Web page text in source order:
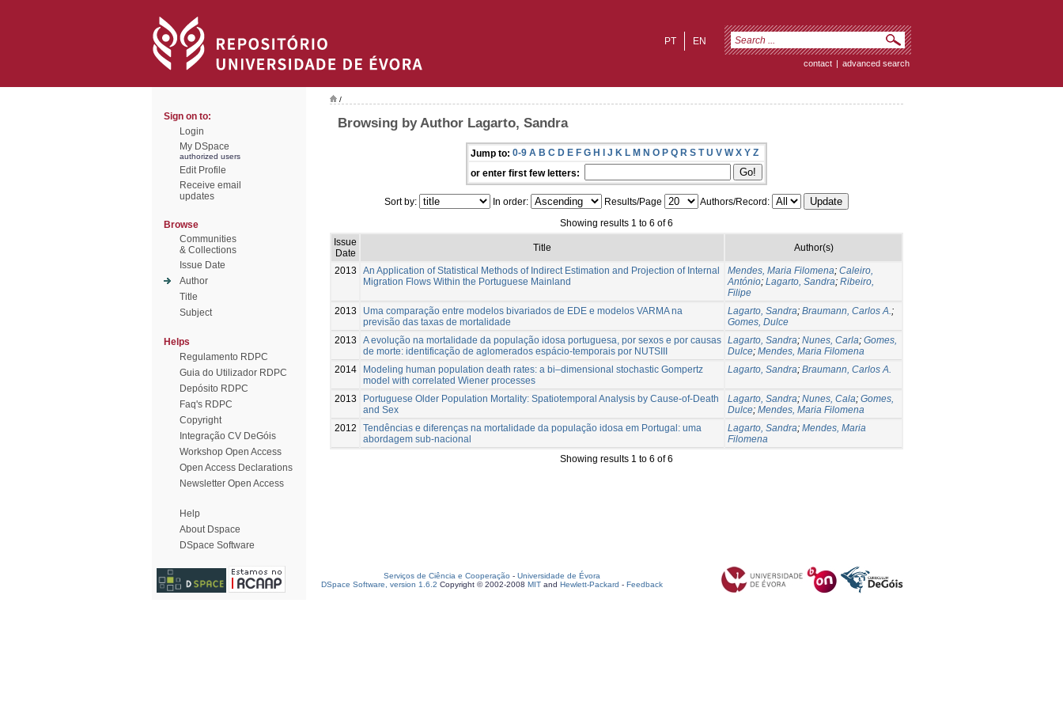
EN
PT
contact | advanced search
Sign on to:
Login
My DSpace
authorized users
Edit Profile
Receive email
updates
Browse
Communities
& Collections
Issue Date
Author
Title
Subject
Helps
Regulamento RDPC
Guia do Utilizador RDPC
Depósito RDPC
Faq's RDPC
Copyright
Integração CV DeGóis
Workshop Open Access
Open Access Declarations
Newsletter Open Access
Help
About Dspace
DSpace Software
/
Browsing by Author Lagarto, Sandra
Jump to: 0-9 A B C D E F G H I J K L M N O P Q R S T U V W X Y Z
or enter first few letters:
Sort by: In order: Results/Page
Authors/Record:
Showing results 1 to 6 of 6
Issue
Date
Title Author(s)
2013
An Application of Statistical Methods of Indirect Estimation and Projection of Internal
Migration Flows Within the Portuguese Mainland
Mendes, Maria Filomena; Caleiro,
António; Lagarto, Sandra; Ribeiro,
Filipe
2013
Uma comparação entre modelos bivariados de EDE e modelos VARMA na
previsão das taxas de mortalidade
Lagarto, Sandra; Braumann, Carlos A.;
Gomes, Dulce
2013
A evolução na mortalidade da população idosa portuguesa, por sexos e por causas
de morte: identificação de aglomerados espácio-temporais por NUTSIII
Lagarto, Sandra; Nunes, Carla; Gomes,
Dulce; Mendes, Maria Filomena
2014
Modeling human population death rates: a bi–dimensional stochastic Gompertz
model with correlated Wiener processes
Lagarto, Sandra; Braumann, Carlos A.
2013
Portuguese Older Population Mortality: Spatiotemporal Analysis by Cause-of-Death
and Sex
Lagarto, Sandra; Nunes, Cala; Gomes,
Dulce; Mendes, Maria Filomena
2012
Tendências e diferenças na mortalidade da população idosa em Portugal: uma
abordagem sub-nacional
Lagarto, Sandra; Mendes, Maria
Filomena
Showing results 1 to 6 of 6
Serviços de Ciência e Cooperação - Universidade de Évora
DSpace Software, version 1.6.2 Copyright © 2002-2008 MIT and Hewlett-Packard - Feedback